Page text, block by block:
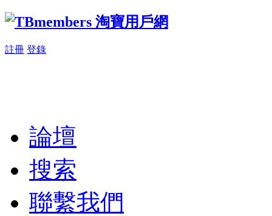
註冊 登錄
論壇
搜索
聯繫我們